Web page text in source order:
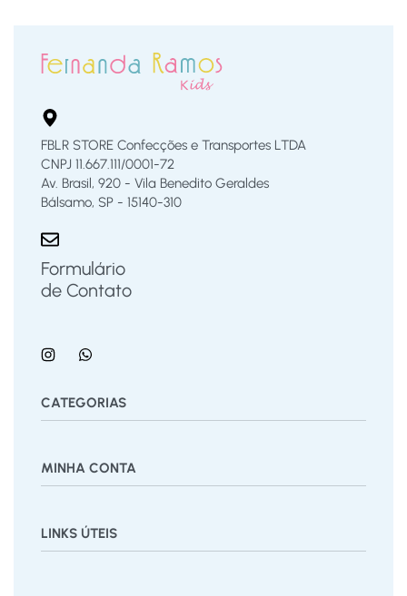
FBLR STORE Confecções e Transportes LTDA
CNPJ 11.667.111/0001-72
Av. Brasil, 920 - Vila Benedito Geraldes
Bálsamo, SP - 15140-310
Formulário
de Contato
CATEGORIAS
Vestido
MINHA CONTA
Pedidos
LINKS ÚTEIS